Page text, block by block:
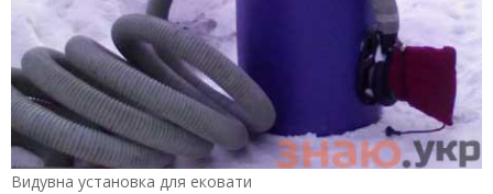
Видувна установка для ековати